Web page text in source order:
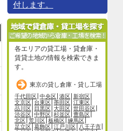
付します。
各エリアの貸工場・貸倉庫・
賃貸土地の情報を検索できま
す。
東京の貸し倉庫・貸し工場
千代田区 中央区 港区 新宿区
文京区 台東区 墨田区 江東区
品川区 目黒区 大田区 世田谷区
渋谷区 中野区 杉並区 豊島区
北区 荒川区 板橋区 練馬区
足立区 葛飾区 江戸川区
八王子市